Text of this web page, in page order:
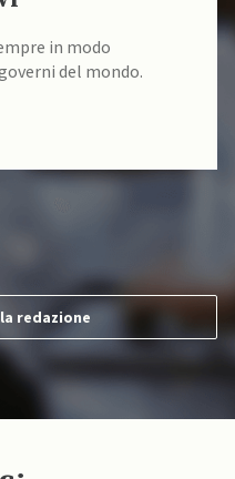
in modo
del mondo.
redazione